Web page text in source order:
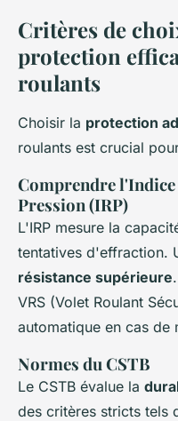
Critères de
protection
roulants
Choisir la protection
roulants est crucial
Comprendre l'Indice
Pression (IRP)
L'IRP mesure la
tentatives d'effraction.
résistance supérieure
VRS (Volet Roulant
automatique en cas de
Normes du CSTB
Le CSTB évalue la
des critères stricts tels